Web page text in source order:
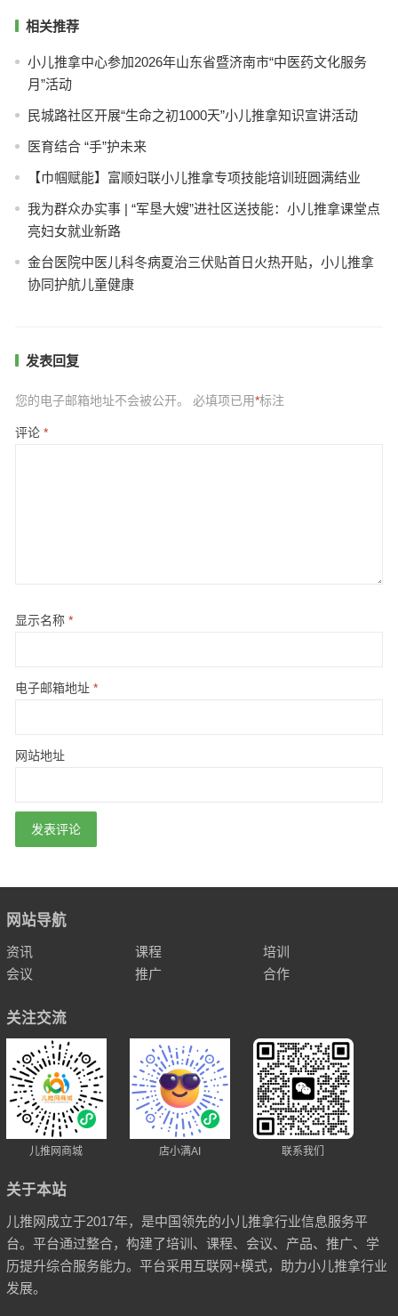
相关推荐
小儿推拿中心参加2026年山东省暨济南市“中医药文化服务
月”活动
民城路社区开展“生命之初1000天”小儿推拿知识宣讲活动
医育结合 “手”护未来
【巾帼赋能】富顺妇联小儿推拿专项技能培训班圆满结业
我为群众办实事 | “军垦大嫂”进社区送技能：小儿推拿课堂点
亮妇女就业新路
金台医院中医儿科冬病夏治三伏贴首日火热开贴，小儿推拿
协同护航儿童健康
发表回复
您的电子邮箱地址不会被公开。 必填项已用*标注
评论 *
显示名称 *
电子邮箱地址 *
网站地址
网站导航
资讯 课程
培训
会议
推广 合作
关注交流
儿推网商城 店小满AI 联系我们
关于本站
儿推网成立于2017年，是中国领先的小儿推拿行业信息服务平
台。平台通过整合，构建了培训、课程、会议、产品、推广、学
历提升综合服务能力。平台采用互联网+模式，助力小儿推拿行业
发展。